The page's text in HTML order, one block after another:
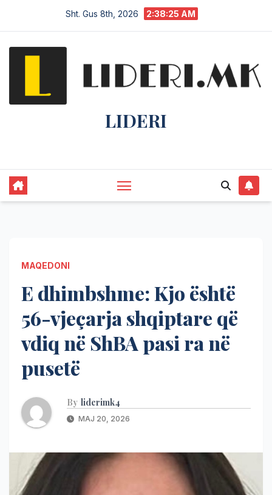
Sht. Gus 8th, 2026 2:38:26 AM
LIDERI
MAQEDONI
E dhimbshme: Kjo është
56-vjeçarja shqiptare që
vdiq në ShBA pasi ra në
pusetë
By liderimk4
MAJ 20, 2026